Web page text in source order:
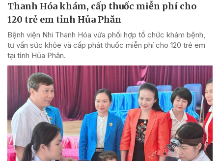
Thanh Hóa khám, cấp thuốc miễn phí cho
120 trẻ em tỉnh Hủa Phăn
Bệnh viện Nhi Thanh Hóa vừa phối hợp tổ chức khám bệnh,
tư vấn sức khỏe và cấp phát thuốc miễn phí cho 120 trẻ em
tại tỉnh Hủa Phăn.